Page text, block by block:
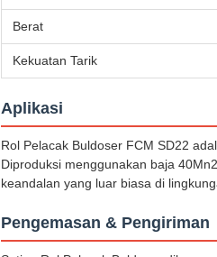
Berat
Kekuatan Tarik
Aplikasi
Rol Pelacak Buldoser FCM SD22
Diproduksi menggunakan baja
keandalan yang luar biasa di
Pengemasan & Pengiriman